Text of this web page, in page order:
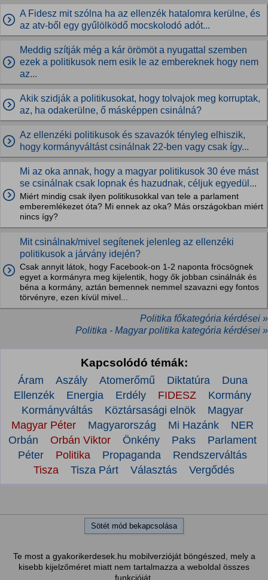
A Fidesz mit szólna ha az ellenzék hatalomra kerülne, és
az atv-ből egy gyűlölködő mocskolodó adót...
Meddig szítják még a kár örömöt a nyugattal szemben
ezek a politikusok nem esik le az embereknek hogy nem
az...
Akik szidják a politikusokat, hogy tolvajok meg korruptak,
az, ha odakerülne, ő másképpen csinálná?
Az ellenzéki politikusok és szavazók tényleg elhiszik,
hogy kormányváltást csinálnak 22-ben vagy csak így...
Mi az oka annak, hogy a magyar politikusok 30 éve mást
se csinálnak csak lopnak és hazudnak, céljuk egyedül...
Miért mindig csak ilyen politikusokkal van tele a parlament
emberemlékezet óta? Mi ennek az oka? Más országokban miért
nincs így?
Mit csinálnak/mivel segítenek jelenleg az ellenzéki
politikusok a járvány idején?
Csak annyit látok, hogy Facebook-on 1-2 naponta fröcsögnek
egyet a kormányra meg kijelentik, hogy ők jobban csinálnák és
béna a kormány, aztán bemennek nemmel szavazni egy fontos
törvényre, ezen kívül mivel...
Politika főkategória kérdései »
Politika - Magyar politika kategória kérdései »
Kapcsolódó témák:
Áram Aszály Atomerőmű Diktatúra
Duna
Ellenzék
Energia Erdély FIDESZ
Kormány
Kormányváltás
Köztársasági elnök
Magyar
Magyar Péter
Magyarország Mi Hazánk
NER
Orbán
Orbán Viktor Önkény Paks
Parlament
Péter
Politika Propaganda
Rendszerváltás
Tisza
Tisza Párt Választás Vergődés
Sötét mód bekapcsolása
Te most a gyakorikerdesek.hu mobilverzióját böngészed, mely a
kisebb kijelzőméret miatt nem tartalmazza a weboldal összes
funkcióját.